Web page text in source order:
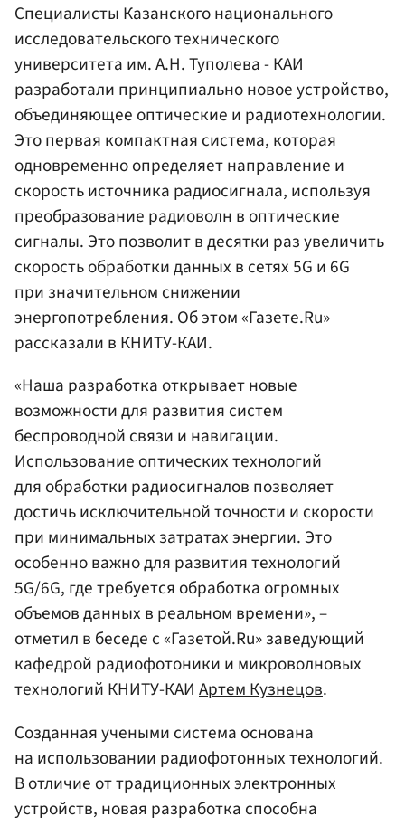
Специалисты Казанского национального
исследовательского технического
университета им. А.Н. Туполева - КАИ
разработали принципиально новое устройство,
объединяющее оптические и радиотехнологии.
Это первая компактная система, которая
одновременно определяет направление и
скорость источника радиосигнала, используя
преобразование радиоволн в оптические
сигналы. Это позволит в десятки раз увеличить
скорость обработки данных в сетях 5G и 6G
при значительном снижении
энергопотребления. Об этом «Газете.Ru»
рассказали в КНИТУ-КАИ.
«Наша разработка открывает новые
возможности для развития систем
беспроводной связи и навигации.
Использование оптических технологий
для обработки радиосигналов позволяет
достичь исключительной точности и скорости
при минимальных затратах энергии. Это
особенно важно для развития технологий
5G/6G, где требуется обработка огромных
объемов данных в реальном времени», –
отметил в беседе с «Газетой.Ru» заведующий
кафедрой радиофотоники и микроволновых
технологий КНИТУ-КАИ Артем Кузнецов.
Созданная учеными система основана
на использовании радиофотонных технологий.
В отличие от традиционных электронных
устройств, новая разработка способна